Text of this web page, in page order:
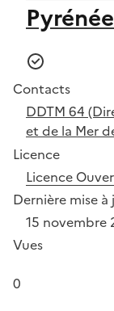
Contacts
DDTM 64
et de la Mer
Licence
Licence
Dernière mise à
15 novembre
Vues
0